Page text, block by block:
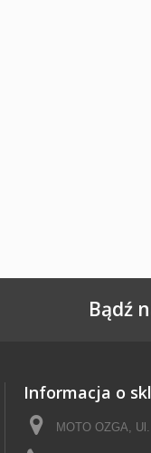
Bądź
Informacja o
MOTO OZGA,